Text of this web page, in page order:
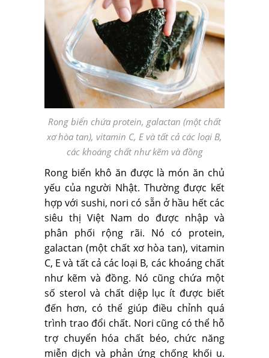
Rong biển chứa protein, galactan (một chất
xơ hòa tan), vitamin C, E và tất cả các loại B,
các khoáng chất như kẽm và đồng
Rong biển khô ăn được là món ăn chủ
yếu của người Nhật. Thường được kết
hợp với sushi, nori có sẵn ở hầu hết các
siêu thị Việt Nam do được nhập và
phân phối rộng rãi. Nó có protein,
galactan (một chất xơ hòa tan), vitamin
C, E và tất cả các loại B, các khoáng chất
như kẽm và đồng. Nó cũng chứa một
số sterol và chất diệp lục ít được biết
đến hơn, có thể giúp điều chỉnh quá
trình trao đổi chất. Nori cũng có thể hỗ
trợ chuyển hóa chất béo, chức năng
miễn dịch và phản ứng chống khối u.